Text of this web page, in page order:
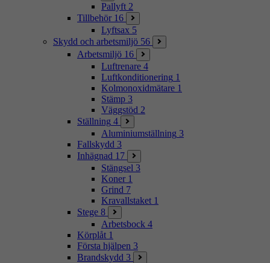
Pallyft 2
Tillbehör 16
Lyftsax 5
Skydd och arbetsmiljö 56
Arbetsmiljö 16
Luftrenare 4
Luftkonditionering 1
Kolmonoxidmätare 1
Stämp 3
Väggstöd 2
Ställning 4
Aluminiumställning 3
Fallskydd 3
Inhägnad 17
Stängsel 3
Koner 1
Grind 7
Kravallstaket 1
Stege 8
Arbetsbock 4
Körplåt 1
Första hjälpen 3
Brandskydd 3